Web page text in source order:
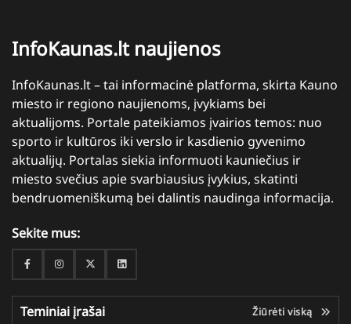
InfoKaunas.lt naujienos
InfoKaunas.lt – tai informacinė platforma, skirta Kauno
miesto ir regiono naujienoms, įvykiams bei
aktualijoms. Portale pateikiamos įvairios temos: nuo
sporto ir kultūros iki verslo ir kasdienio gyvenimo
aktualijų. Portalas siekia informuoti kauniečius ir
miesto svečius apie svarbiausius įvykius, skatinti
bendruomeniškumą bei dalintis naudinga informacija.
Sekite mus:
FacebookInstagramTwitterLinkedin
Teminiai įrašai Žiūrėti viską